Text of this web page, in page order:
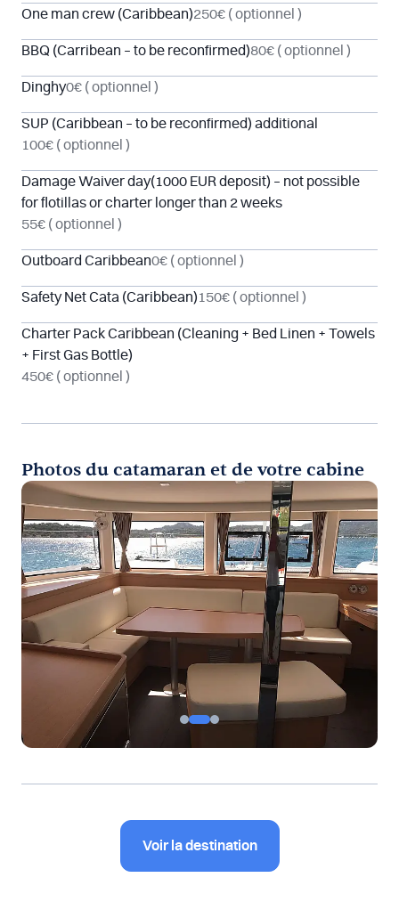
One man crew (Caribbean)250€ ( optionnel )
BBQ (Carribean – to be reconfirmed)80€ ( optionnel )
Dinghy0€ ( optionnel )
SUP (Caribbean – to be reconfirmed) additional
100€ ( optionnel )
Damage Waiver day(1000 EUR deposit) – not possible
for flotillas or charter longer than 2 weeks
55€ ( optionnel )
Outboard Caribbean0€ ( optionnel )
Safety Net Cata (Caribbean)150€ ( optionnel )
Charter Pack Caribbean (Cleaning + Bed Linen + Towels
+ First Gas Bottle)
450€ ( optionnel )
Photos du catamaran et de votre cabine
Voir la destination